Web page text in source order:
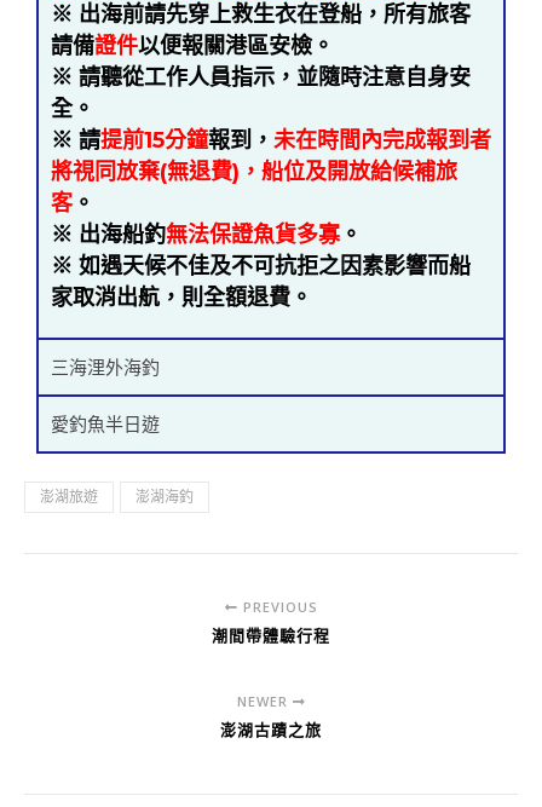
※ 出海前請先穿上救生衣在登船，所有旅客
請備證件以便報關港區安檢。
※ 請聽從工作人員指示，並隨時注意自身安
全。
※ 請提前15分鐘報到， 未在時間內完成報到者
將視同放棄(無退費)，船位及開放給候補旅
客。
※ 出海船釣無法保證魚貨多寡 。
※ 如遇天候不佳及不可抗拒之因素影響而船
家取消出航，則全額退費。
三海浬外海釣
愛釣魚半日遊
澎湖旅遊 澎湖海釣
PREVIOUS
潮間帶體驗行程
NEWER
澎湖古蹟之旅